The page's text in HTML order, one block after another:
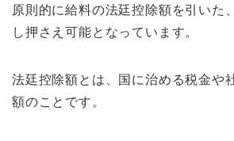
原則的に給料の法廷控除額を引いた
し押さえ可能となっています。
法廷控除額とは、国に治める税金や
額のことです。